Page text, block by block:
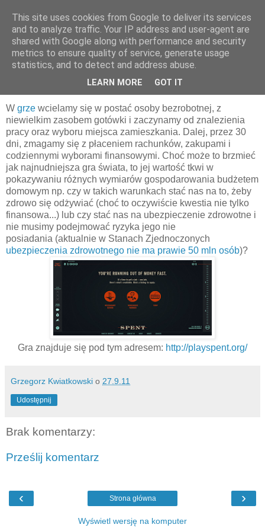
Ekonomia w przykładach
27 września 2011
Spent - gra edukacyjna
W grze wcielamy się w postać osoby bezrobotnej, z
niewielkim zasobem gotówki i zaczynamy od znalezienia
pracy oraz wyboru miejsca zamieszkania. Dalej, przez 30
dni, zmagamy się z płaceniem rachunków, zakupami i
codziennymi wyborami finansowymi. Choć może to brzmieć
jak najnudniejsza gra świata, to jej wartość tkwi w
pokazywaniu różnych wymiarów gospodarowania budżetem
domowym np. czy w takich warunkach stać nas na to, żeby
zdrowo się odżywiać (choć to oczywiście kwestia nie tylko
finansowa...) lub czy stać nas na ubezpieczenie zdrowotne i
nie musimy podejmować ryzyka jego nie
posiadania (aktualnie w Stanach Zjednoczonych
ubezpieczenia zdrowotnego nie ma prawie 50 mln osób)?
Gra znajduje się pod tym adresem: http://playspent.org/
Grzegorz Kwiatkowski o 27.9.11
Udostępnij
Brak komentarzy:
Prześlij komentarz
‹ ›
Strona główna
Wyświetl wersję na komputer
This site uses cookies from Google to deliver its services
and to analyze traffic. Your IP address and user-agent are
shared with Google along with performance and security
metrics to ensure quality of service, generate usage
statistics, and to detect and address abuse.
LEARN MORE GOT IT